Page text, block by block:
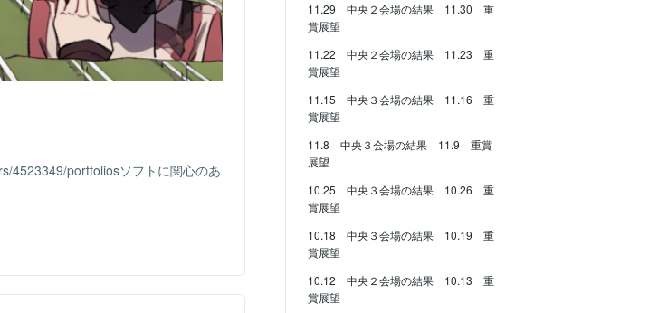
11.29 中央２会場の結果 11.30 重
賞展望
11.22 中央２会場の結果 11.23 重
賞展望
11.15 中央３会場の結果 11.16 重
賞展望
11.8 中央３会場の結果 11.9 重賞
展望
10.25 中央３会場の結果 10.26 重
賞展望
10.18 中央３会場の結果 10.19 重
賞展望
10.12 中央２会場の結果 10.13 重
賞展望
4523349/portfoliosソフトに関心のあ